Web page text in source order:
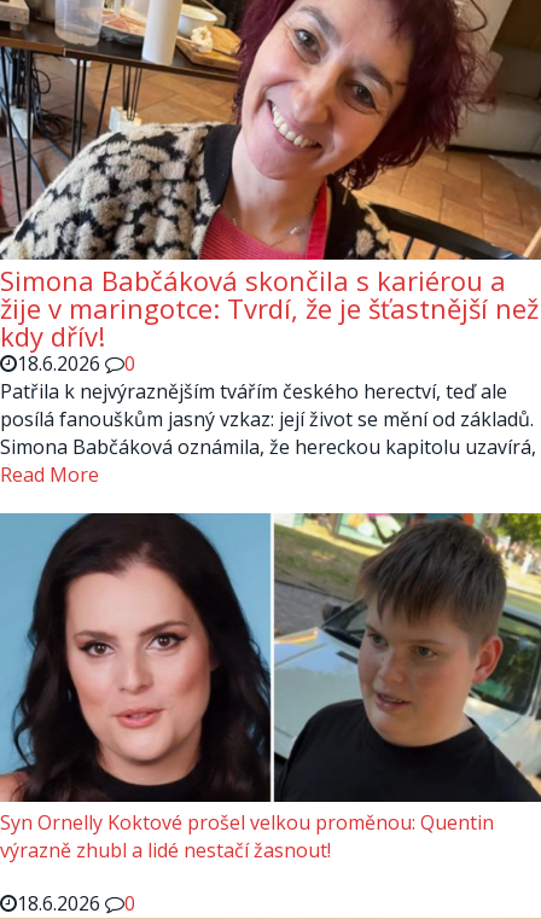
Simona Babčáková skončila s kariérou a
žije v maringotce: Tvrdí, že je šťastnější než
kdy dřív!
18.6.2026
0
Patřila k nejvýraznějším tvářím českého herectví, teď ale
posílá fanouškům jasný vzkaz: její život se mění od základů.
Simona Babčáková oznámila, že hereckou kapitolu uzavírá,
Read More
Syn Ornelly Koktové prošel velkou proměnou: Quentin
výrazně zhubl a lidé nestačí žasnout!
18.6.2026
0